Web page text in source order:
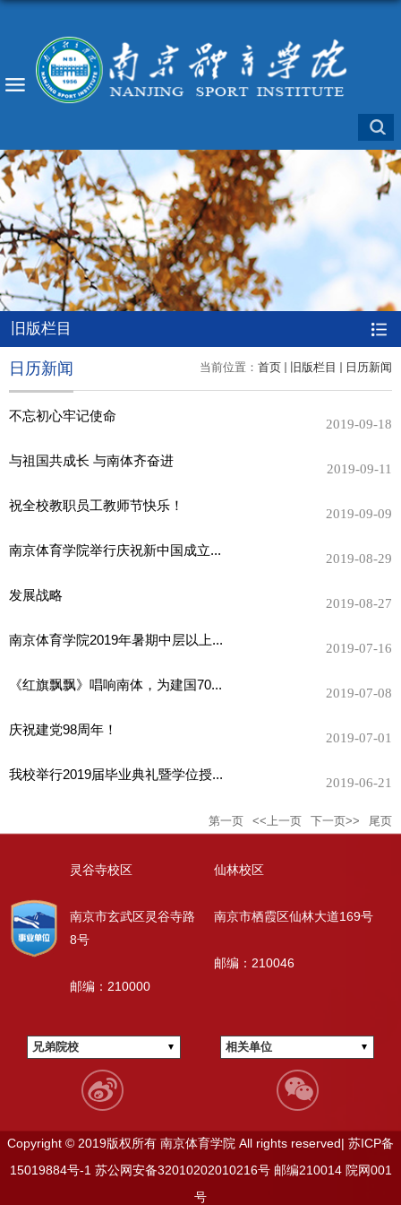
旧版栏目
当前位置： 首页 旧版栏目 日历新闻
日历新闻
不忘初心牢记使命
2019-09-18
与祖国共成长 与南体齐奋进
2019-09-11
祝全校教职员工教师节快乐！
2019-09-09
南京体育学院举行庆祝新中国成立...
2019-08-29
发展战略
2019-08-27
南京体育学院2019年暑期中层以上...
2019-07-16
《红旗飘飘》唱响南体，为建国70...
2019-07-08
庆祝建党98周年！
2019-07-01
我校举行2019届毕业典礼暨学位授...
2019-06-21
第一页 <<上一页 下一页>> 尾页
灵谷寺校区
南京市玄武区灵谷寺路
8号
邮编：210000
仙林校区
南京市栖霞区仙林大道169号
邮编：210046
兄弟院校 相关单位
Copyright © 2019版权所有 南京体育学院 All rights reserved| 苏ICP备
15019884号-1苏公网安备32010202010216号邮编210014院网001
号